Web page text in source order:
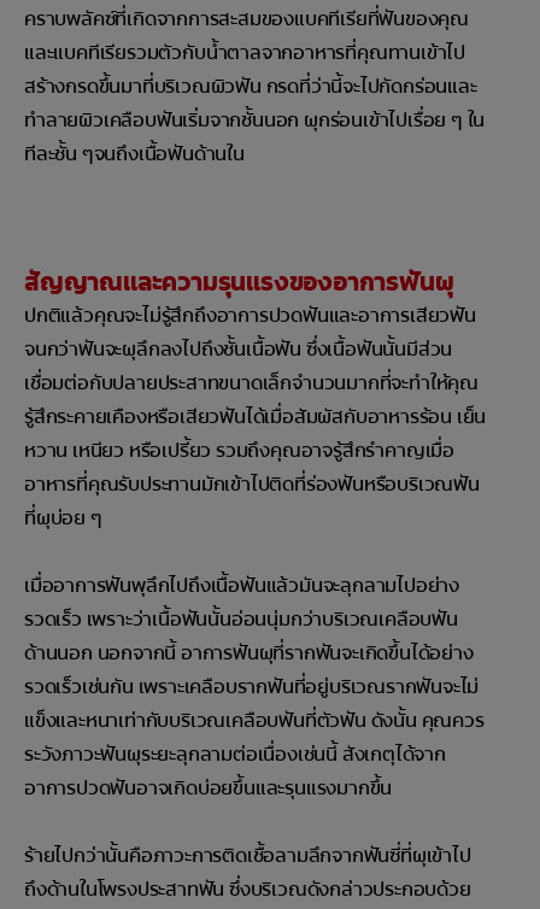
คราบพลัคซ์ที่เกิดจากการสะสมของแบคทีเรียที่ฟันของคุณ
และแบคทีเรียรวมตัวกับน้ำตาลจากอาหารที่คุณทานเข้าไป
สร้างกรดขึ้นมาที่บริเวณผิวฟัน กรดที่ว่านี้จะไปกัดกร่อนและ
ทำลายผิวเคลือบฟันเริ่มจากชั้นนอก ผุกร่อนเข้าไปเรื่อย ๆ ใน
ทีละชั้น ๆจนถึงเนื้อฟันด้านใน
สัญญาณและความรุนแรงของอาการฟันผุ
ปกติแล้วคุณจะไม่รู้สึกถึงอาการปวดฟันและอาการเสียวฟัน
จนกว่าฟันจะผุลึกลงไปถึงชั้นเนื้อฟัน ซึ่งเนื้อฟันนั้นมีส่วน
เชื่อมต่อกับปลายประสาทขนาดเล็กจำนวนมากที่จะทำให้คุณ
รู้สึกระคายเคืองหรือเสียวฟันได้เมื่อสัมผัสกับอาหารร้อน เย็น
หวาน เหนียว หรือเปรี้ยว รวมถึงคุณอาจรู้สึกรำคาญเมื่อ
อาหารที่คุณรับประทานมักเข้าไปติดที่ร่องฟันหรือบริเวณฟัน
ที่ผุบ่อย ๆ
เมื่ออาการฟันพุลึกไปถึงเนื้อฟันแล้วมันจะลุกลามไปอย่าง
รวดเร็ว เพราะว่าเนื้อฟันนั้นอ่อนนุ่มกว่าบริเวณเคลือบฟัน
ด้านนอก นอกจากนี้ อาการฟันผุที่รากฟันจะเกิดขึ้นได้อย่าง
รวดเร็วเช่นกัน เพราะเคลือบรากฟันที่อยู่บริเวณรากฟันจะไม่
แข็งและหนาเท่ากับบริเวณเคลือบฟันที่ตัวฟัน ดังนั้น คุณควร
ระวังภาวะฟันผุระยะลุกลามต่อเนื่องเช่นนี้ สังเกตุได้จาก
อาการปวดฟันอาจเกิดบ่อยขึ้นและรุนแรงมากขึ้น
ร้ายไปกว่านั้นคือภาวะการติดเชื้อลามลึกจากฟันซี่ที่ผุเข้าไป
ถึงด้านในโพรงประสาทฟัน ซึ่งบริเวณดังกล่าวประกอบด้วย